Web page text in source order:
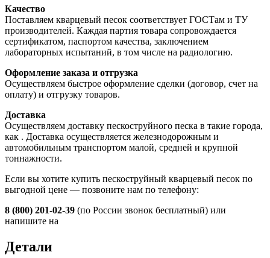
Качество
Поставляем кварцевый песок соответствует ГОСТам и ТУ
производителей. Каждая партия товара сопровождается
сертификатом, паспортом качества, заключением
лабораторных испытаний, в том числе на радиологию.
Оформление заказа и отгрузка
Осуществляем быстрое оформление сделки (договор, счет на
оплату) и отгрузку товаров.
Доставка
Осуществляем доставку пескоструйного песка в такие города,
как . Доставка осуществляется железнодорожным и
автомобильным транспортом малой, средней и крупной
тоннажности.
Если вы хотите купить пескоструйный кварцевый песок по
выгодной цене — позвоните нам по телефону:
8 (800) 201-02-39 (по России звонок бесплатный) или
напишите на
Детали